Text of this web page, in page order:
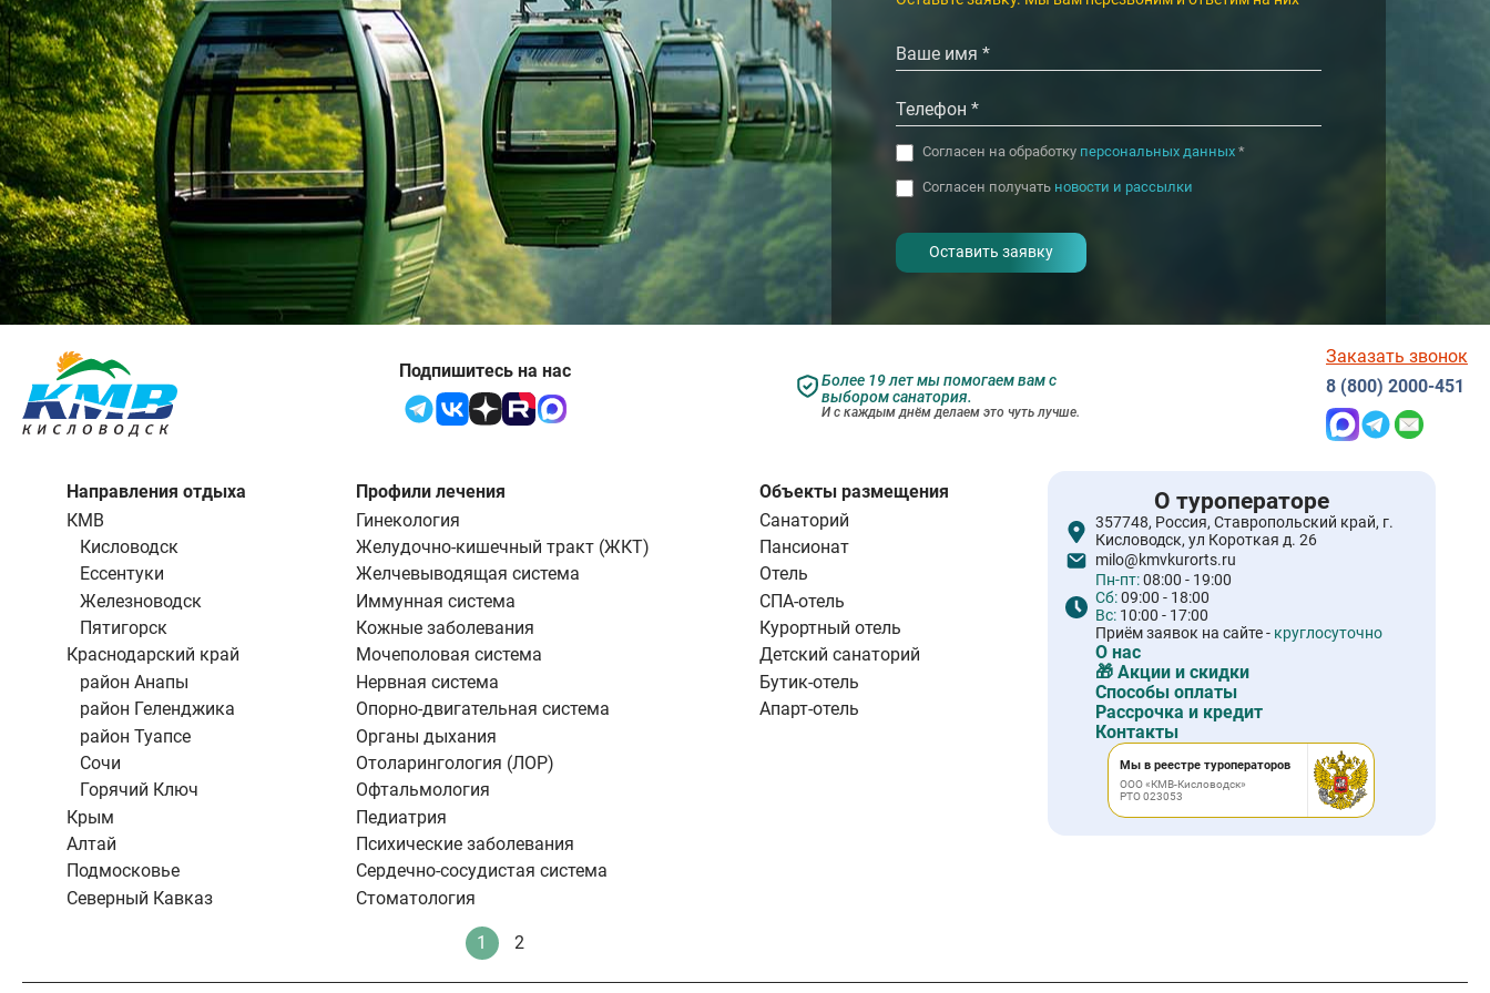
Согласен на обработку персональных данных*
Согласен получать новости и рассылки
Подпишитесь на нас
Более 19 лет мы помогаем вам с
выбором санатория.
И с каждым днём делаем это чуть лучше.
Заказать звонок
8 (800) 2000-451
Направления отдыха
КМВ
Кисловодск
Ессентуки
Железноводск
Пятигорск
Краснодарский край
район Анапы
район Геленджика
район Туапсе
Сочи
Горячий Ключ
Крым
Алтай
Подмосковье
Северный Кавказ
Профили лечения
Гинекология
Желудочно-кишечный тракт (ЖКТ)
Желчевыводящая система
Иммунная система
Кожные заболевания
Мочеполовая система
Нервная система
Опорно-двигательная система
Органы дыхания
Отоларингология (ЛОР)
Офтальмология
Педиатрия
Психические заболевания
Сердечно-сосудистая система
Стоматология
НумерацияТекущая
1 Стандартное
2
Объекты размещения
Санаторий
Пансионат
Отель
СПА-отель
Курортный отель
Детский санаторий
Бутик-отель
Апарт-отель
О туроператоре
357748, Россия, Ставропольский край, г.
Кисловодск, ул Короткая д. 26
milo@kmvkurorts.ru
Пн-пт:08:00 - 19:00
Сб:09:00 - 18:00
Вс: 10:00 - 17:00
Приём заявок на сайте - круглосуточно
О нас
🎁 Акции и скидки
Способы оплаты
Рассрочка и кредит
Контакты
Мы в реестре туроператоров
ООО «КМВ-Кисловодск»
РТО 023053